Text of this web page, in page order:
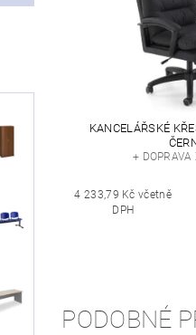
KANCELÁŘSKÉ
+ DOPRAVA
4 233,79 Kč včetně
DPH
PODOBNÉ